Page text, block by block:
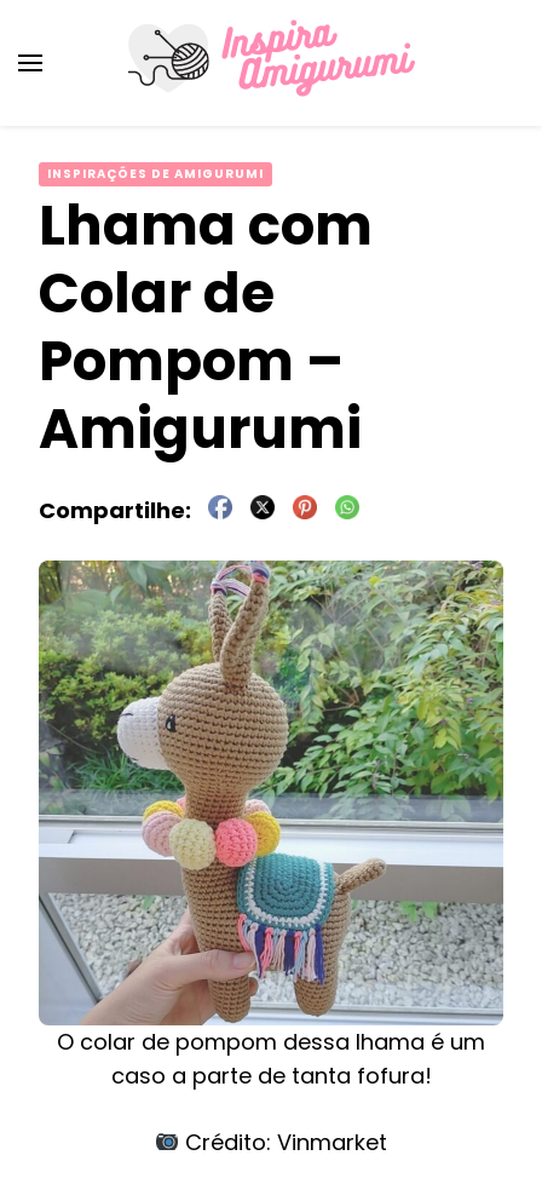
INSPIRAÇÕES DE AMIGURUMI
Lhama com
Colar de
Pompom –
Amigurumi
O colar de pompom dessa lhama é um
caso a parte de tanta fofura!
Crédito: Vinmarket